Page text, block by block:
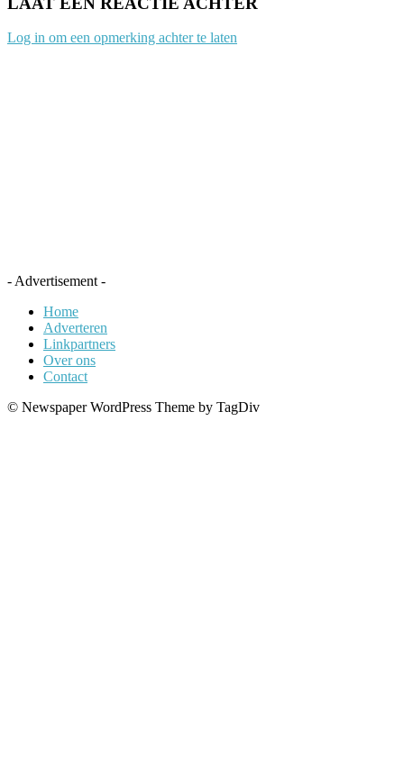
Log in om een opmerking achter te laten
- Advertisement -
Home
Adverteren
Linkpartners
Over ons
Contact
© Newspaper WordPress Theme by TagDiv